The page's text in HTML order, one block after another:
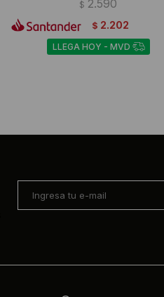
$ 2.590
$ 2.202
LLEGA HOY - MVD